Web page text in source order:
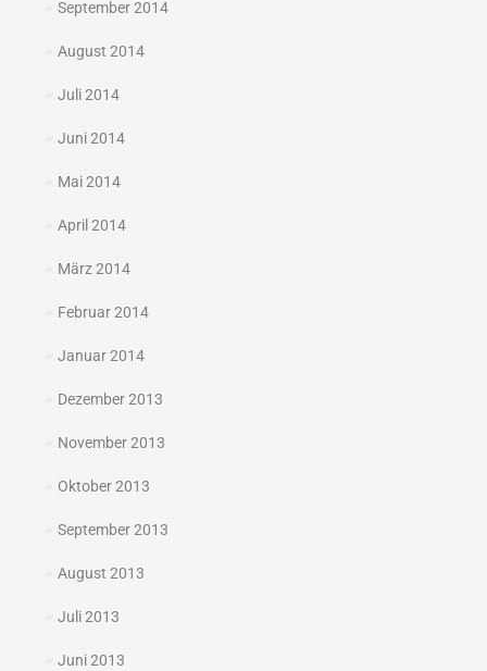
September 2014
August 2014
Juli 2014
Juni 2014
Mai 2014
April 2014
März 2014
Februar 2014
Januar 2014
Dezember 2013
November 2013
Oktober 2013
September 2013
August 2013
Juli 2013
Juni 2013